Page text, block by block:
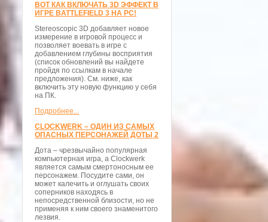
ВОТ КАК ВКЛЮЧАТЬ 3D ЭФФЕКТ В
ИГРЕ BATTLEFIELD 3 НА PC!
Stereoscopic 3D добавляет новое
измерение в игровой процесс и
позволяет воевать в игре с
добавлением глубины восприятия
(список обновлений вы найдете
пройдя по ссылкам в начале
предложения). См. ниже, как
включить эту новую функцию у себя
на ПК.
Подробнее...
CLOCKWERK – ОДИН ИЗ САМЫХ
ОПАСНЫХ ПЕРСОНАЖЕЙ ДОТЫ 2
Дота – чрезвычайно популярная
компьютерная игра, а Clockwerk
является самым смертоносным ее
персонажем. Посудите сами, он
может калечить и оглушать своих
соперников находясь в
непосредственной близости, но не
применяя к ним своего знаменитого
лезвия.